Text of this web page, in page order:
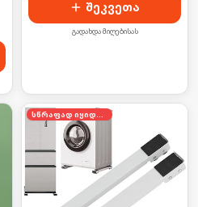
შეკვეთა
გადახდა მიღებისას
სწრაფად იყიდება